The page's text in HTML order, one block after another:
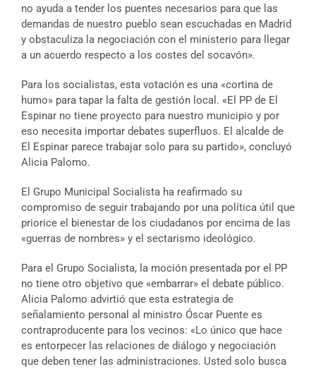
no ayuda a tender los puentes necesarios para que las
demandas de nuestro pueblo sean escuchadas en Madrid
y obstaculiza la negociación con el ministerio para llegar
a un acuerdo respecto a los costes del socavón».
Para los socialistas, esta votación es una «cortina de
humo» para tapar la falta de gestión local. «El PP de El
Espinar no tiene proyecto para nuestro municipio y por
eso necesita importar debates superfluos. El alcalde de
El Espinar parece trabajar solo para su partido», concluyó
Alicia Palomo.
El Grupo Municipal Socialista ha reafirmado su
compromiso de seguir trabajando por una política útil que
priorice el bienestar de los ciudadanos por encima de las
«guerras de nombres» y el sectarismo ideológico.
Para el Grupo Socialista, la moción presentada por el PP
no tiene otro objetivo que «embarrar» el debate público.
Alicia Palomo advirtió que esta estrategia de
señalamiento personal al ministro Óscar Puente es
contraproducente para los vecinos: «Lo único que hace
es entorpecer las relaciones de diálogo y negociación
que deben tener las administraciones. Usted solo busca